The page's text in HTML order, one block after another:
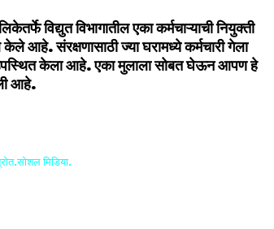
विद्युत विभागातील एका कर्मचाऱ्याची नियुक्ती
आहे. संरक्षणासाठी ज्या घरामध्ये कर्मचारी गेला
उपस्थित केला आहे. एका मुलाला सोबत घेऊन आपण हे
आहे.
मिडिया.